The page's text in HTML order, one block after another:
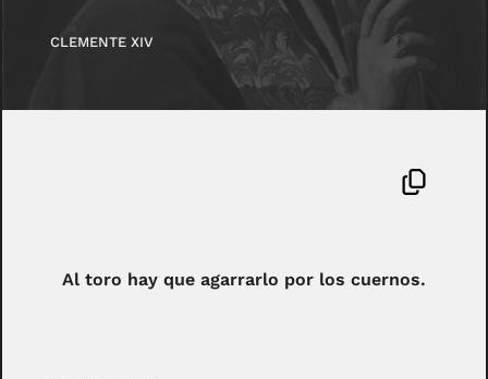
CLEMENTE XIV
Al toro hay que agarrarlo por los cuernos.